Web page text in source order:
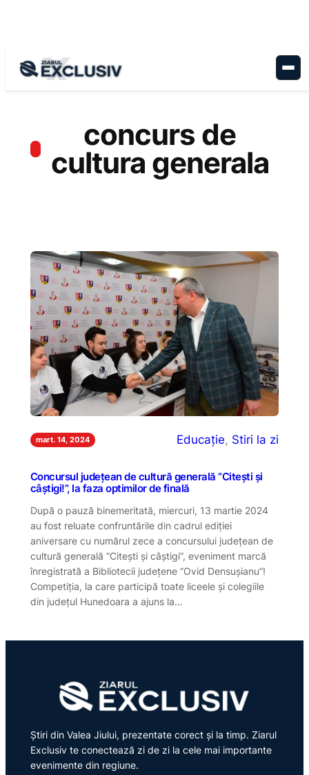
concurs de
cultura generala
mart. 14, 2024 Educație, Stiri la zi
Concursul județean de cultură generală ”Citești și
câștigi!”, la faza optimilor de finală
După o pauză binemeritată, miercuri, 13 martie 2024
au fost reluate confruntările din cadrul ediției
aniversare cu numărul zece a concursului județean de
cultură generală ”Citești și câștigi”, eveniment marcă
înregistrată a Bibliotecii județene ”Ovid Densușianu”!
Competiția, la care participă toate liceele și colegiile
din județul Hunedoara a ajuns la…
Știri din Valea Jiului, prezentate corect și la timp. Ziarul
Exclusiv te conectează zi de zi la cele mai importante
evenimente din regiune.